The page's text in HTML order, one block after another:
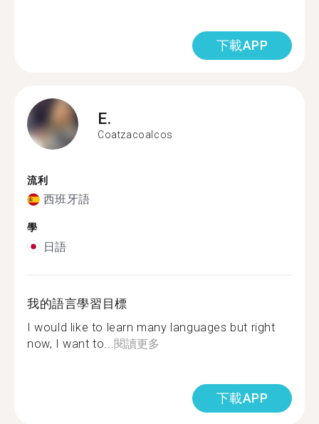
下載APP
E.
Coatzacoalcos
流利
西班牙語
學
日語
我的語言學習目標
I would like to learn many languages but right
now, I want to... 閱讀更多
下載APP